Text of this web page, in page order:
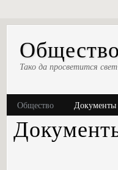
Тако да просветится
Общество Документы